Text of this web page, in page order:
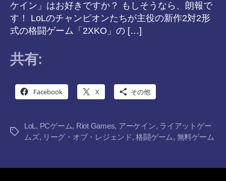
ケイン」はお好きですか？ もしそうなら、朗報で
す！ LoLのチャンピオンたちが主役の新作2対2形
式の格闘ゲーム「2XKO」の […]
共有:
Facebook X その他
タ
LoL , PCゲーム, Riot Games, アーケイン, ライアットゲー
ムズ, リーグ・オブ・レジェンド,格闘ゲーム, 無料ゲーム